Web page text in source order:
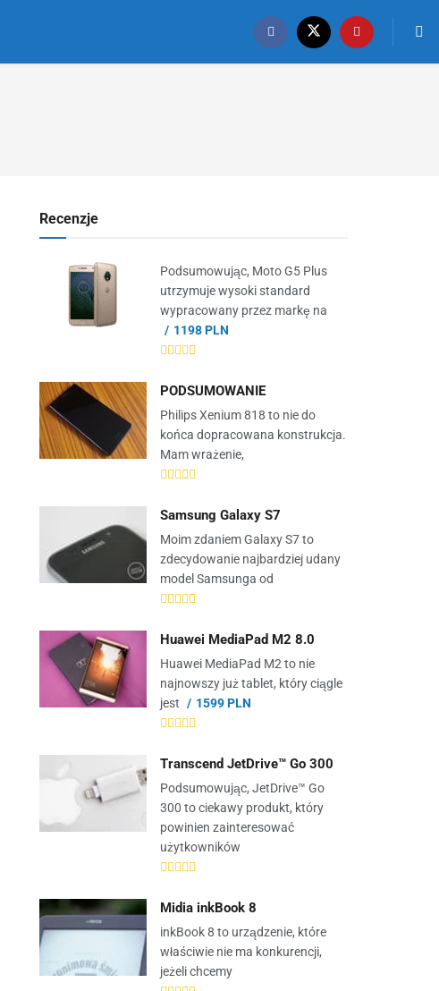
Recenzje
Podsumowując, Moto G5 Plus
utrzymuje wysoki standard
wypracowany przez markę na
1198 PLN
PODSUMOWANIE
Philips Xenium 818 to nie do
końca dopracowana konstrukcja.
Mam wrażenie,
Samsung Galaxy S7
Moim zdaniem Galaxy S7 to
zdecydowanie najbardziej udany
model Samsunga od
Huawei MediaPad M2 8.0
Huawei MediaPad M2 to nie
najnowszy już tablet, który ciągle
jest
1599 PLN
Transcend JetDrive™ Go 300
Podsumowując, JetDrive™ Go
300 to ciekawy produkt, który
powinien zainteresować
użytkowników
Midia inkBook 8
inkBook 8 to urządzenie, które
właściwie nie ma konkurencji,
jeżeli chcemy